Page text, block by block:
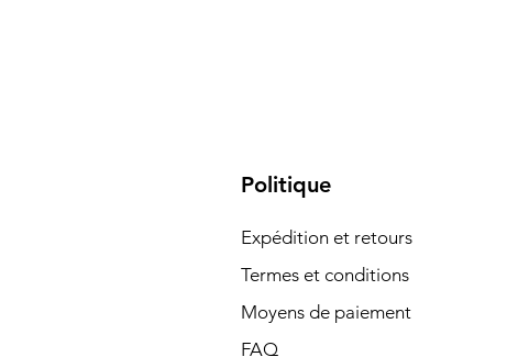
Politique
Expédition et retours
Termes et conditions
Moyens de paiement
FAQ